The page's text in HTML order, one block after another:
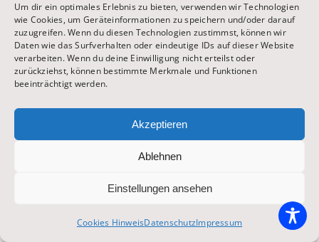
Um dir ein optimales Erlebnis zu bieten, verwenden wir Technologien
wie Cookies, um Geräteinformationen zu speichern und/oder darauf
zuzugreifen. Wenn du diesen Technologien zustimmst, können wir
Daten wie das Surfverhalten oder eindeutige IDs auf dieser Website
verarbeiten. Wenn du deine Einwilligung nicht erteilst oder
zurückziehst, können bestimmte Merkmale und Funktionen
beeinträchtigt werden.
Akzeptieren
Ablehnen
Einstellungen ansehen
Cookies HinweisDatenschutzImpressum